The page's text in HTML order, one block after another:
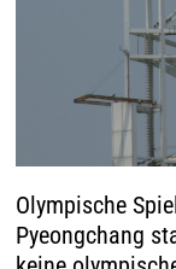
Olympische
Pyeongchang